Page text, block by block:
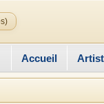
Accueil